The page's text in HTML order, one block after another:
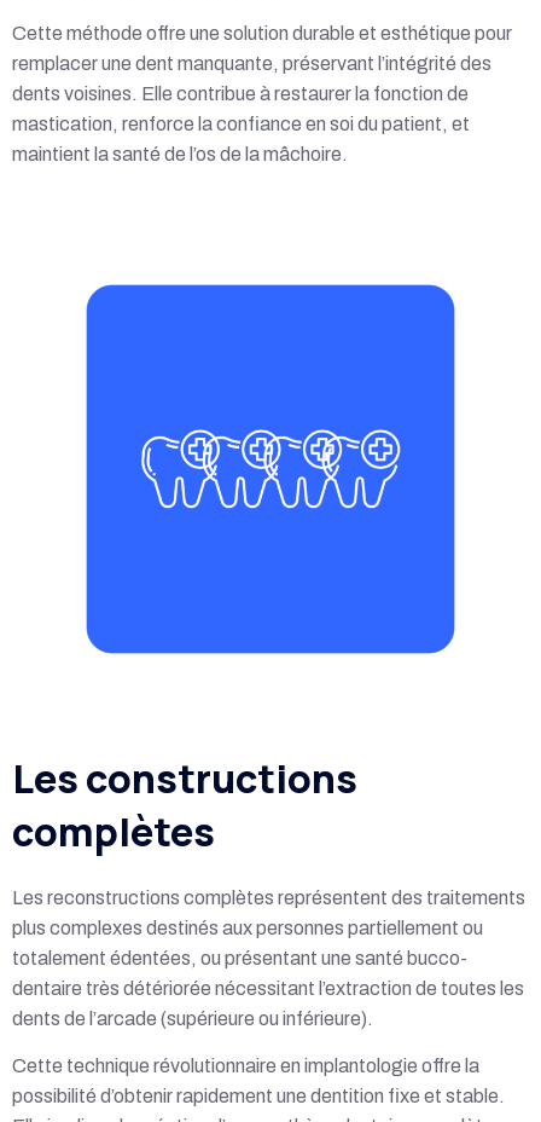
Cette méthode offre une solution durable et esthétique pour
remplacer une dent manquante, préservant l’intégrité des
dents voisines. Elle contribue à restaurer la fonction de
mastication, renforce la confiance en soi du patient, et
maintient la santé de l’os de la mâchoire.
Les constructions
complètes
Les reconstructions complètes représentent des traitements
plus complexes destinés aux personnes partiellement ou
totalement édentées, ou présentant une santé bucco-
dentaire très détériorée nécessitant l’extraction de toutes les
dents de l’arcade (supérieure ou inférieure).
Cette technique révolutionnaire en implantologie offre la
possibilité d’obtenir rapidement une dentition fixe et stable.